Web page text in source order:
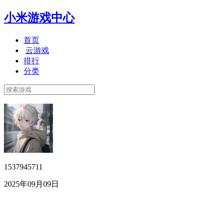
小米游戏中心
首页
云游戏
排行
分类
1537945711
2025年09月09日